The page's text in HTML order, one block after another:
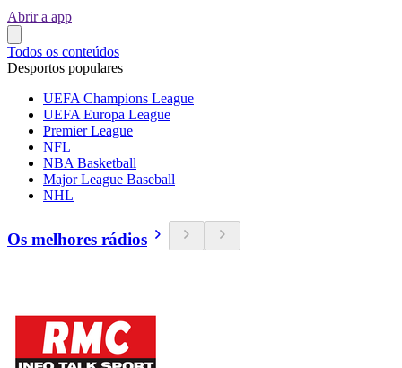
Abrir a app
Todos os conteúdos
Desportos populares
UEFA Champions League
UEFA Europa League
Premier League
NFL
NBA Basketball
Major League Baseball
NHL
Os melhores rádios